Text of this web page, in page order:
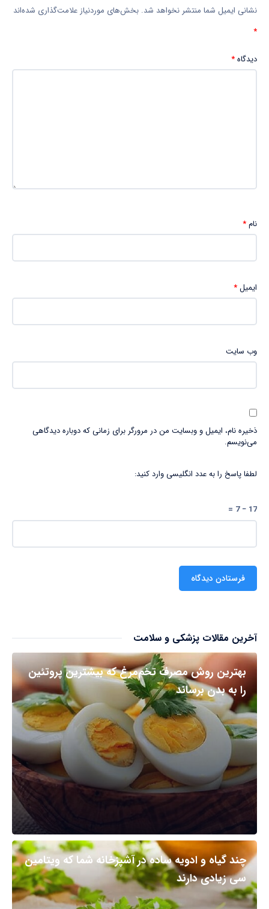
نشانی ایمیل شما منتشر نخواهد شد. بخش‌های موردنیاز علامت‌گذاری شده‌اند
*
دیدگاه*
نام*
ایمیل*
وب‌ سایت
ذخیره نام، ایمیل و وبسایت من در مرورگر برای زمانی که دوباره دیدگاهی
می‌نویسم.
لطفا پاسخ را به عدد انگلیسی وارد کنید:
17 − 7 =
آخرین مقالات پزشکی و سلامت
بهترین روش مصرف تخم‌مرغ که بیشترین پروتئین
را به بدن برساند
چند گیاه و ادویه ساده در آشپزخانه شما که ویتامین
سی زیادی دارند